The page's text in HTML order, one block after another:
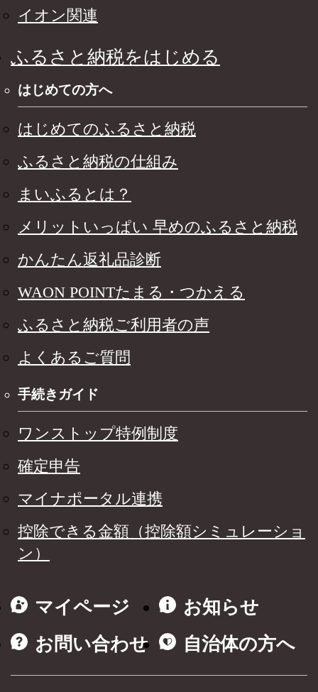
イオン関連
ふるさと納税をはじめる
はじめての方へ
はじめてのふるさと納税
ふるさと納税の仕組み
まいふるとは？
メリットいっぱい 早めのふるさと納税
かんたん返礼品診断
WAON POINTたまる・つかえる
ふるさと納税ご利用者の声
よくあるご質問
手続きガイド
ワンストップ特例制度
確定申告
マイナポータル連携
控除できる金額（控除額シミュレーショ
ン）
マイページ
お知らせ
お問い合わせ
自治体の方へ